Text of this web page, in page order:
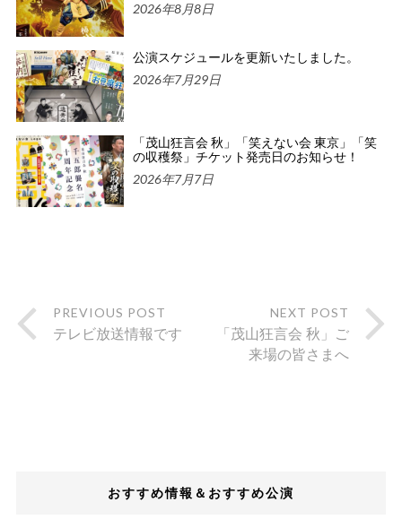
2026年8月8日
公演スケジュールを更新いたしました。
2026年7月29日
「茂山狂言会 秋」「笑えない会 東京」「笑
の収穫祭」チケット発売日のお知らせ！
2026年7月7日
PREVIOUS POST
テレビ放送情報です
NEXT POST
「茂山狂言会 秋」ご
来場の皆さまへ
おすすめ情報＆おすすめ公演